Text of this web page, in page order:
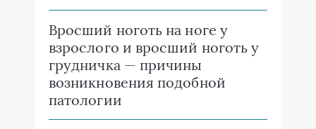
Вросший ноготь на ноге у
взрослого и вросший ноготь у
грудничка — причины
возникновения подобной
патологии